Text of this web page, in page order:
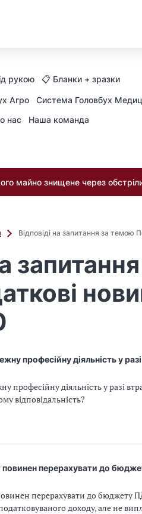
рукою 📋 Бланки + зразки
Агро
Система Головбух
нас Наша команда
майно знищене через
Відповіді на запитання за темою
професійну діяльність у
професійну діяльність у разі
відповідальність?
повинен перерахувати до
перерахувати до бюджету
доходу, але не